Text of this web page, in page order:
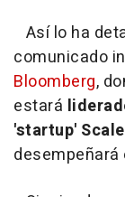
Así lo ha
comunicado
Bloomberg,
estará
'startup'
desempeñará